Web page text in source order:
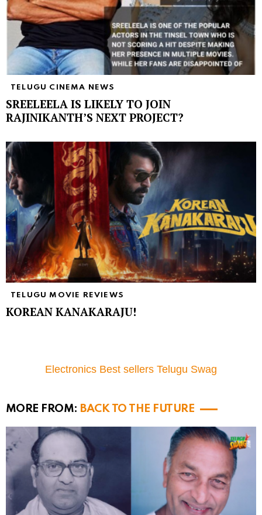
TELUGU CINEMA NEWS
SREELEELA IS LIKELY TO JOIN
RAJINIKANTH’S NEXT PROJECT?
TELUGU MOVIE REVIEWS
KOREAN KANAKARAJU!
Electronics Best sellers Telugu Swag
MORE FROM: BACK TO THE FUTURE